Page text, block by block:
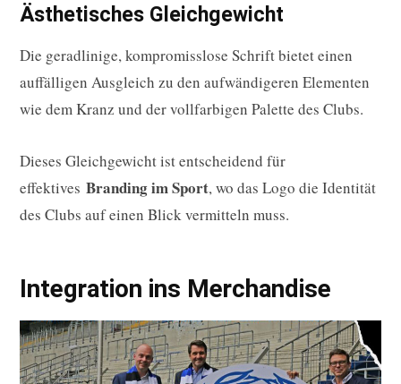
Ästhetisches Gleichgewicht
Die geradlinige, kompromisslose Schrift bietet einen
auffälligen Ausgleich zu den aufwändigeren Elementen
wie dem Kranz und der vollfarbigen Palette des Clubs.
Dieses Gleichgewicht ist entscheidend für
effektives Branding im Sport, wo das Logo die Identität
des Clubs auf einen Blick vermitteln muss.
Integration ins Merchandise